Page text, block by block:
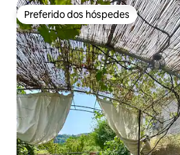
Preferido dos hóspedes
Preferido dos hóspedes